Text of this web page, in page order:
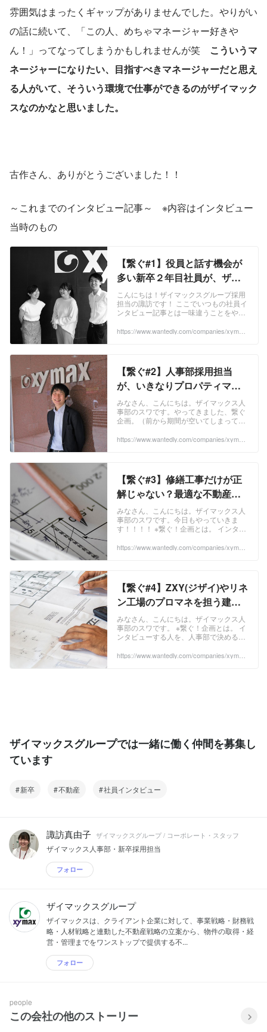
雰囲気はまったくギャップがありませんでした。やりがい
の話に続いて、「この人、めちゃマネージャー好きや
ん！」ってなってしまうかもしれませんが笑 こういうマ
ネージャーになりたい、目指すべきマネージャーだと思え
る人がいて、そういう環境で仕事ができるのがザイマック
スなのかなと思いました。
古作さん、ありがとうございました！！
～これまでのインタビュー記事～　※内容はインタビュー
当時のもの
【繋ぐ#1】役員と話す機会が
多い新卒２年目社員が、ザイ
マックスにいだく印象とは／
人事部 | people
こんにちは！ザイマックスグループ採用
担当の諏訪です！ ここでいつもの社員イ
ンタビュー記事とは一味違うことをやっ
ンタビューを行い、次にインタビューす
るのか・・楽しみです。 ということで、
今日は、私にとって身近な人事部2年目
に話を聞いてきました＾＾ ...
https://www.wantedly.com/companies/xymax/
【繋ぐ#2】人事部採用担当
が、いきなりプロパティマネ
ジメントに！ぶっちゃけど
う？／新卒５年目 | people
みなさん、こんにちは。ザイマックス人
事部のスワです。やってきました、繋ぐ
企画。（前から期間が空いてしまって、
画とは。インタビューする人を、人事部
く、上下関係も非常にフラットなので、
いろんな人にインタビューできるのでは
ないかと思っています。 ...
https://www.wantedly.com/companies/xymax/
【繋ぐ#3】修繕工事だけが正
解じゃない？最適な不動産運
営をするために／新卒・技術
統括部マネージャー | people
みなさん、こんにちは。ザイマックス人
事部のスワです。今日もやっていきま
す！！！！ ※繋ぐ！企画とは。 インタビ
く、インタビューをされた社員に紹介し
ューできるのではないかと思っていま
す。 ...
https://www.wantedly.com/companies/xymax/
【繋ぐ#4】ZXY(ジザイ)やリネ
ン工場のプロマネを担う建築
マネジメント部・新卒５年目 |
people
みなさん、こんにちは。ザイマックス人
事部のスワです。 ※繋ぐ！企画とは。 イ
ンタビューする人を、人事部で決めるの
紹介してもらう企画。当社は、部署間、
https://www.wantedly.com/companies/xymax/
ザイマックスグループでは一緒に働く仲間を募集し
ています
新卒 不動産 社員インタビュー
諏訪真由子 ザイマックスグループ / コーポレート・スタッフ
ザイマックス人事部・新卒採用担当
フォロー
ザイマックスグループ
ザイマックスは、クライアント企業に対して、事業戦略・財務戦
略・人材戦略と連動した不動産戦略の立案から、物件の取得・経
営・管理までをワンストップで提供する不...
フォロー
people
この会社の他のストーリー